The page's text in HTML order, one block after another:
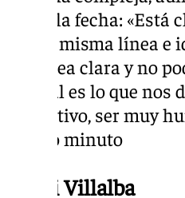
hasta la fecha:
con la misma línea e
una idea clara y no
Al final es lo que nos
el objetivo, ser muy
último minuto
Dioni Villalba